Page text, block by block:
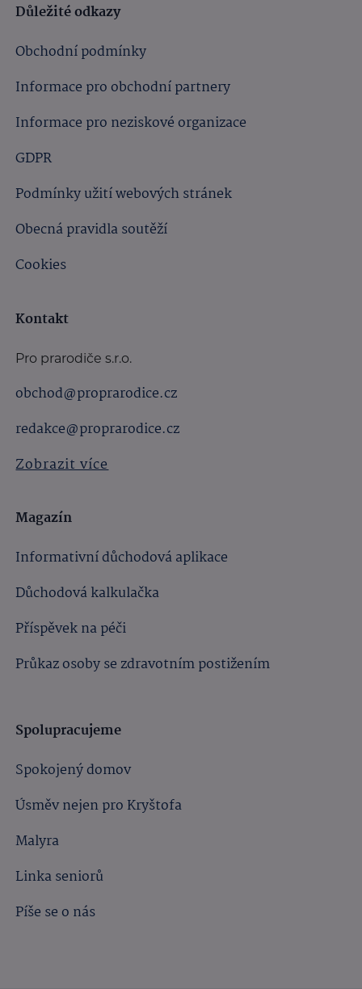
Důležité odkazy
Obchodní podmínky
Informace pro obchodní partnery
Informace pro neziskové organizace
GDPR
Podmínky užití webových stránek
Obecná pravidla soutěží
Cookies
Kontakt
Pro prarodiče s.r.o.
obchod@proprarodice.cz
redakce@proprarodice.cz
Zobrazit více
Magazín
Informativní důchodová aplikace
Důchodová kalkulačka
Příspěvek na péči
Průkaz osoby se zdravotním postižením
Spolupracujeme
Spokojený domov
Úsměv nejen pro Kryštofa
Malyra
Linka seniorů
Píše se o nás